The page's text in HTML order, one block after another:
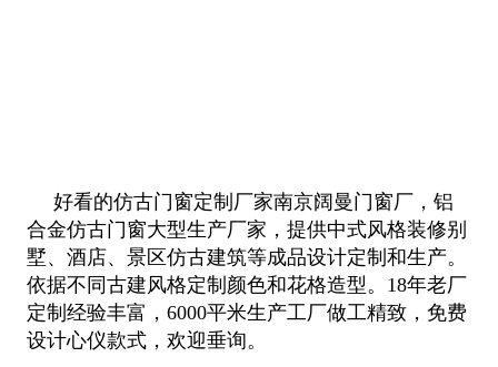
好看的仿古门窗定制厂家南京阔曼门窗厂，铝
合金仿古门窗大型生产厂家，提供中式风格装修别
墅、酒店、景区仿古建筑等成品设计定制和生产。
依据不同古建风格定制颜色和花格造型。18年老厂
定制经验丰富，6000平米生产工厂做工精致，免费
设计心仪款式，欢迎垂询。